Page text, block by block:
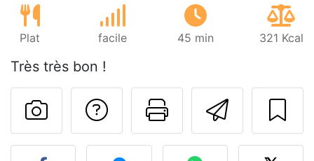
Plat facile 45 min 321 Kcal
Très très bon !
Imprimer
Poser une
Publier votre photo de